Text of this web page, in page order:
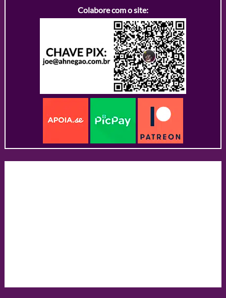
Colabore com o site: